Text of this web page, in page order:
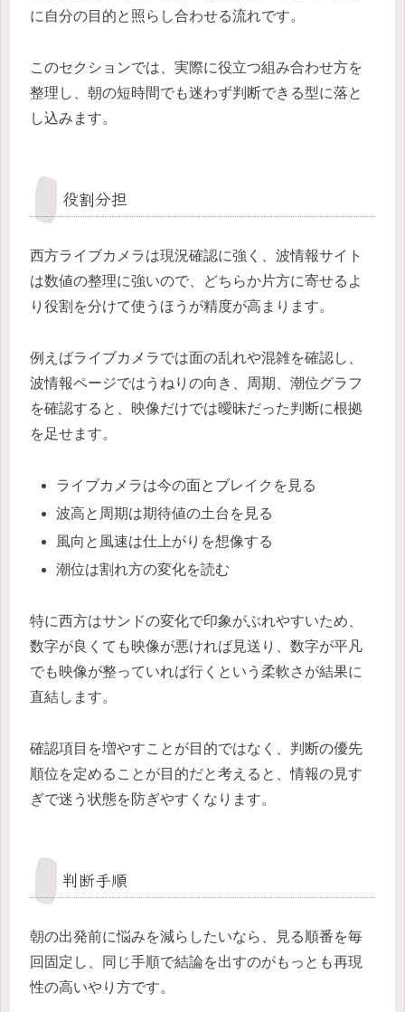
に自分の目的と照らし合わせる流れです。
このセクションでは、実際に役立つ組み合わせ方を
整理し、朝の短時間でも迷わず判断できる型に落と
し込みます。
役割分担
西方ライブカメラは現況確認に強く、波情報サイト
は数値の整理に強いので、どちらか片方に寄せるよ
り役割を分けて使うほうが精度が高まります。
例えばライブカメラでは面の乱れや混雑を確認し、
波情報ページではうねりの向き、周期、潮位グラフ
を確認すると、映像だけでは曖昧だった判断に根拠
を足せます。
ライブカメラは今の面とブレイクを見る
波高と周期は期待値の土台を見る
風向と風速は仕上がりを想像する
潮位は割れ方の変化を読む
特に西方はサンドの変化で印象がぶれやすいため、
数字が良くても映像が悪ければ見送り、数字が平凡
でも映像が整っていれば行くという柔軟さが結果に
直結します。
確認項目を増やすことが目的ではなく、判断の優先
順位を定めることが目的だと考えると、情報の見す
ぎで迷う状態を防ぎやすくなります。
判断手順
朝の出発前に悩みを減らしたいなら、見る順番を毎
回固定し、同じ手順で結論を出すのがもっとも再現
性の高いやり方です。